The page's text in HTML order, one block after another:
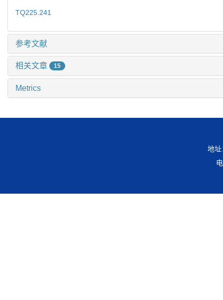
TQ225.241
参考文献
相关文章 15
Metrics
地